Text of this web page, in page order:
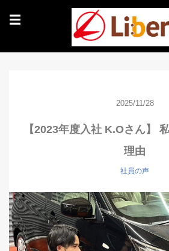
☰
2025/11/28
【2023年度入社 K.Oさん】
理由
社員の声